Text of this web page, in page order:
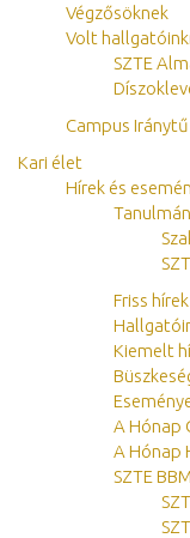
Végzősöknek
Volt
SZTE
Campus Iránytű
Kari élet
Hírek és
Friss hírek
Kiemelt
A Hónap
A Hónap
SZTE